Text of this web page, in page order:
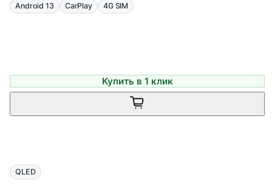
Android 13 CarPlay 4G SIM
Купить в 1 клик
QLED